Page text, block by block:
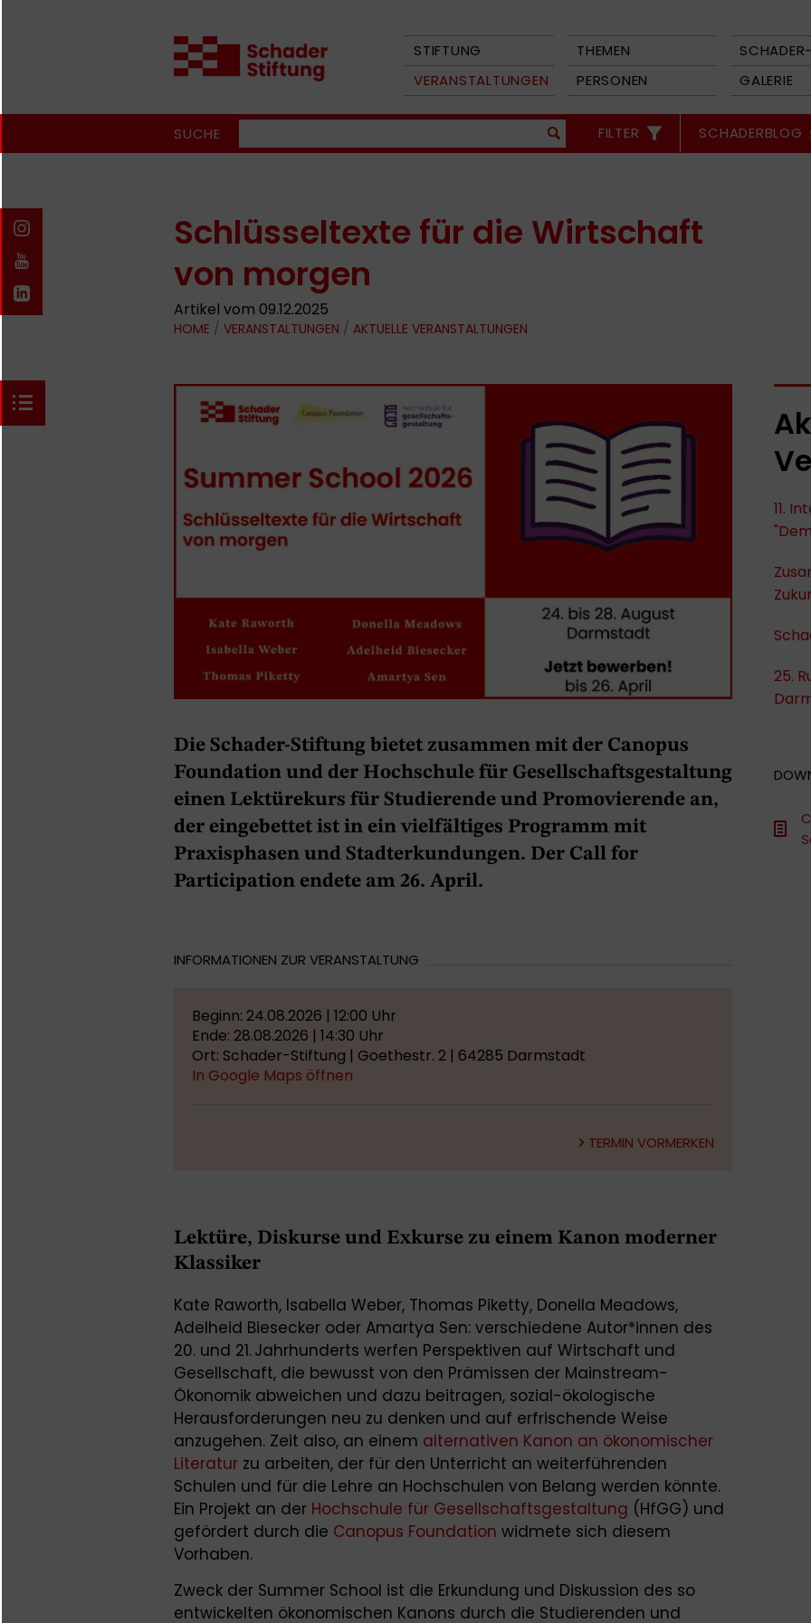
STIFTUNG THEMEN
VERANSTALTUNGEN
PERSONEN GALERIE
SUCHE FILTER SCHADERBLOG
Schlüsseltexte für die Wirtschaft
von morgen
Artikel vom 09.12.2025
HOME / VERANSTALTUNGEN / AKTUELLE VERANSTALTUNGEN
Die Schader-Stiftung bietet zusammen mit der Canopus
Foundation und der Hochschule für Gesellschaftsgestaltung
einen Lektürekurs für Studierende und Promovierende an,
der eingebettet ist in ein vielfältiges Programm mit
Praxisphasen und Stadterkundungen. Der Call for
Participation endete am 26. April.
INFORMATIONEN ZUR VERANSTALTUNG
Beginn: 24.08.2026 | 12:00 Uhr
Ende: 28.08.2026 | 14:30 Uhr
Ort: Schader-Stiftung | Goethestr. 2 | 64285 Darmstadt
In Google Maps öffnen
TERMIN VORMERKEN
Lektüre, Diskurse und Exkurse zu einem Kanon moderner
Klassiker
Kate Raworth, Isabella Weber, Thomas Piketty, Donella Meadows,
Adelheid Biesecker oder Amartya Sen: verschiedene Autor*innen des
20. und 21. Jahrhunderts werfen Perspektiven auf Wirtschaft und
Gesellschaft, die bewusst von den Prämissen der Mainstream-
Ökonomik abweichen und dazu beitragen, sozial-ökologische
Herausforderungen neu zu denken und auf erfrischende Weise
anzugehen. Zeit also, an einem alternativen Kanon an ökonomischer
Literatur zu arbeiten, der für den Unterricht an weiterführenden
Schulen und für die Lehre an Hochschulen von Belang werden könnte.
Ein Projekt an der Hochschule für Gesellschaftsgestaltung (HfGG) und
gefördert durch die Canopus Foundation widmete sich diesem
Vorhaben.
Zweck der Summer School ist die Erkundung und Diskussion des so
entwickelten ökonomischen Kanons durch die Studierenden und
11.
25.